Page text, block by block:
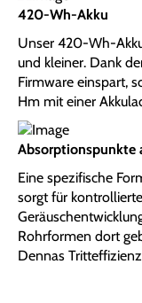
420-Wh-Akku
Unser 420-Wh-
und kleiner. Dank
Firmware einspart,
Hm mit einer
Absorptionspunkte
Eine spezifische
sorgt für
Rohrformen dort
Dennas